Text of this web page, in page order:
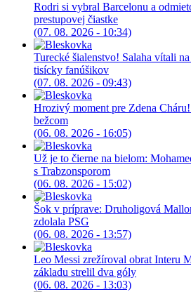
Rodri si vybral Barcelonu a
prestupovej čiastke
(07. 08. 2026 - 10:34)
Turecké šialenstvo! Salaha vítali
tisícky fanúšikov
(07. 08. 2026 - 09:43)
Hrozivý moment pre Zdena
bežcom
(06. 08. 2026 - 16:05)
Už je to čierne na bielom:
s Trabzonsporom
(06. 08. 2026 - 15:02)
Šok v príprave: Druholigová
zdolala PSG
(06. 08. 2026 - 13:57)
Leo Messi zrežíroval obrat Interu
základu strelil dva góly
(06. 08. 2026 - 13:03)